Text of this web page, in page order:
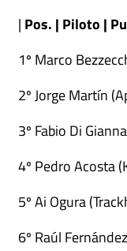
| Pos. | Piloto |
1º Marco
2º Jorge Martín
3º Fabio Di
4º Pedro Acosta
5º Ai Ogura
6º Raúl